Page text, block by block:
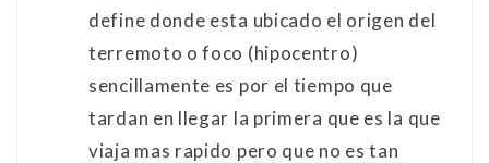
define donde esta ubicado el origen del
terremoto o foco (hipocentro)
sencillamente es por el tiempo que
tardan en llegar la primera que es la que
viaja mas rapido pero que no es tan